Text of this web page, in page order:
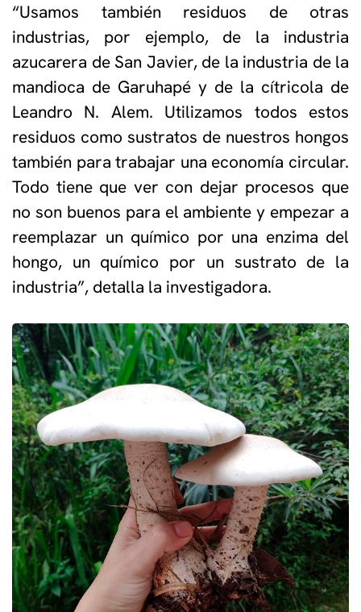
“Usamos también residuos de otras
industrias, por ejemplo, de la industria
azucarera de San Javier, de la industria de la
mandioca de Garuhapé y de la cítricola de
Leandro N. Alem. Utilizamos todos estos
residuos como sustratos de nuestros hongos
también para trabajar una economía circular.
Todo tiene que ver con dejar procesos que
no son buenos para el ambiente y empezar a
reemplazar un químico por una enzima del
hongo, un químico por un sustrato de la
industria”, detalla la investigadora.